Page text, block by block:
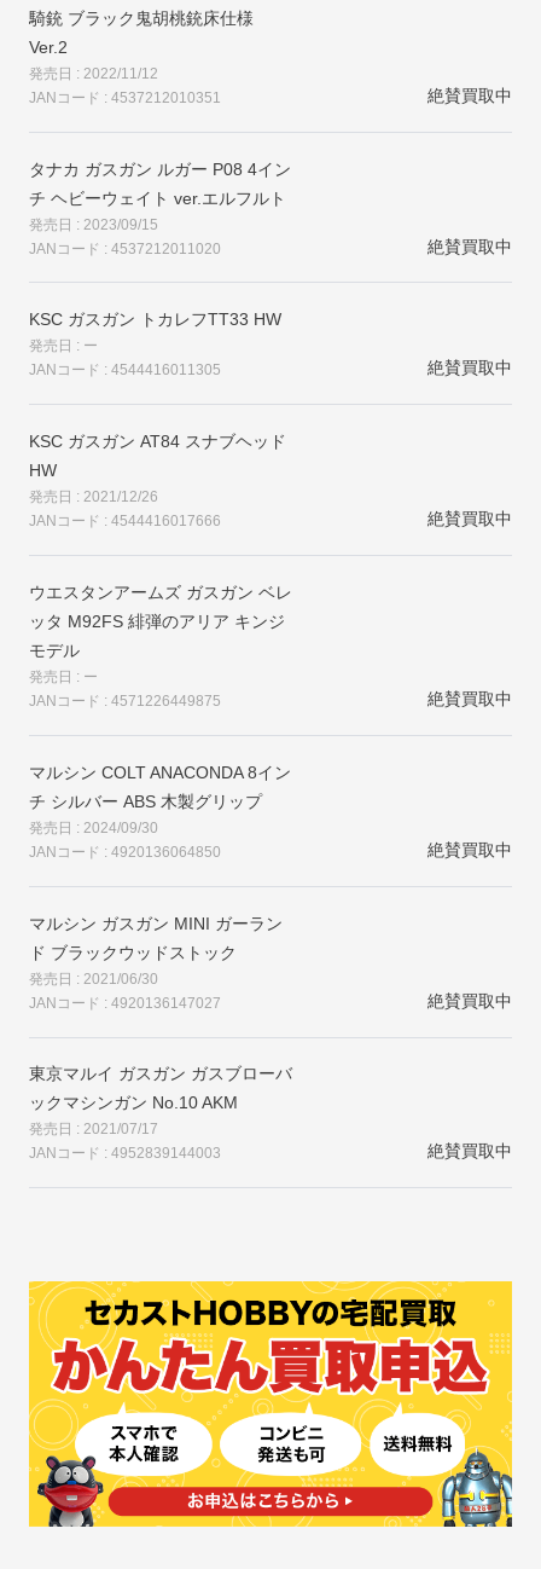
騎銃 ブラック鬼胡桃銃床仕様
Ver.2
発売日 : 2022/11/12
JANコード : 4537212010351
絶賛買取中
タナカ ガスガン ルガー P08 4イン
チ ヘビーウェイト ver.エルフルト
発売日 : 2023/09/15
JANコード : 4537212011020
絶賛買取中
KSC ガスガン トカレフTT33 HW
発売日 : ー
JANコード : 4544416011305
絶賛買取中
KSC ガスガン AT84 スナブヘッド
HW
発売日 : 2021/12/26
JANコード : 4544416017666
絶賛買取中
ウエスタンアームズ ガスガン ベレ
ッタ M92FS 緋弾のアリア キンジ
モデル
発売日 : ー
JANコード : 4571226449875
絶賛買取中
マルシン COLT ANACONDA 8イン
チ シルバー ABS 木製グリップ
発売日 : 2024/09/30
JANコード : 4920136064850
絶賛買取中
マルシン ガスガン MINI ガーラン
ド ブラックウッドストック
発売日 : 2021/06/30
JANコード : 4920136147027
絶賛買取中
東京マルイ ガスガン ガスブローバ
ックマシンガン No.10 AKM
発売日 : 2021/07/17
JANコード : 4952839144003
絶賛買取中